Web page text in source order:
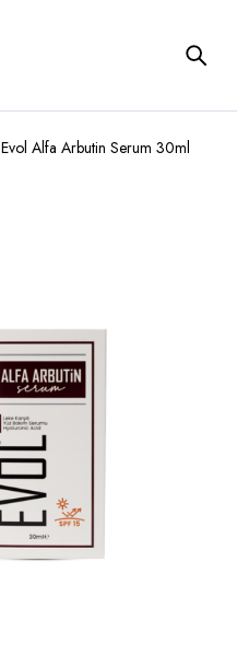
Evol Alfa Arbutin Serum 30ml